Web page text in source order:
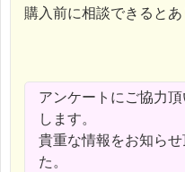
購入前に相談できるとあ
アンケートにご協力
します。
貴重な情報をお知ら
た。